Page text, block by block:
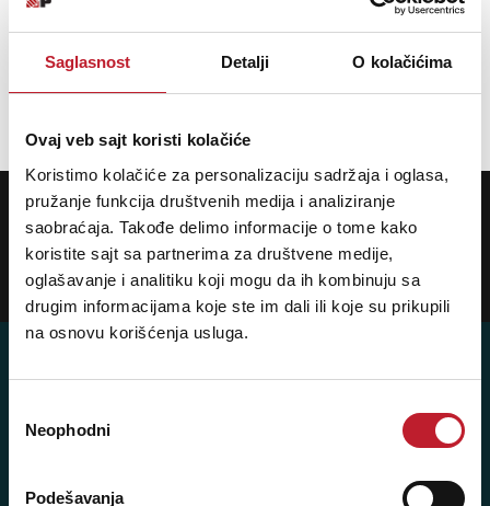
Saglasnost Detalji O kolačićima
Ovaj veb sajt koristi kolačiće
Koristimo kolačiće za personalizaciju sadržaja i oglasa,
pružanje funkcija društvenih medija i analiziranje
saobraćaja. Takođe delimo informacije o tome kako
koristite sajt sa partnerima za društvene medije,
oglašavanje i analitiku koji mogu da ih kombinuju sa
drugim informacijama koje ste im dali ili koje su prikupili
na osnovu korišćenja usluga.
сагласности
Neophodni
Podešavanja
POTREBNA VAM JE POMOĆ? POZOVITE NAS!
prijavite se na naš NEWSLETTER!
Posetite nas: Svetogorska 9,
Pišite nam: info@player.rs